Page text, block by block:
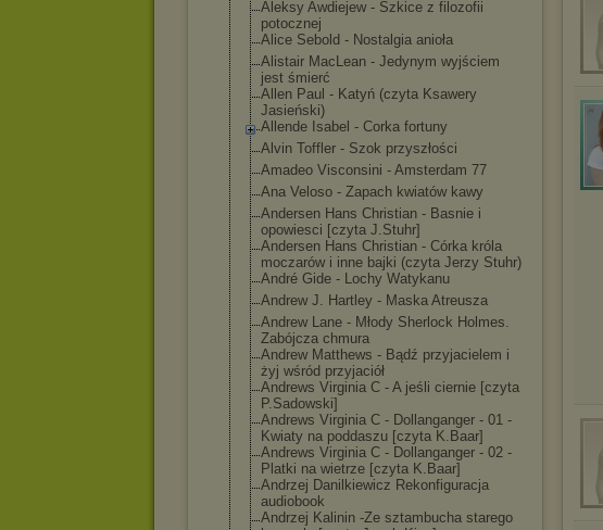
Aleksy Awdiejew - Szkice z filozofii
potocznej
Alice Sebold - Nostalgia anioła
Alistair MacLean - Jedynym wyjściem
jest śmierć
Allen Paul - Katyń (czyta Ksawery
Jasieński)
Allende Isabel - Corka fortuny
Alvin Toffler - Szok przyszłości
Amadeo Visconsini - Amsterdam 77
Ana Veloso - Zapach kwiatów kawy
Andersen Hans Christian - Basnie i
opowiesci [czyta J.Stuhr]
Andersen Hans Christian - Córka króla
moczarów i inne bajki (czyta Jerzy Stuhr)
André Gide - Lochy Watykanu
Andrew J. Hartley - Maska Atreusza
Andrew Lane - Młody Sherlock Holmes.
Zabójcza chmura
Andrew Matthews - Bądź przyjacielem i
żyj wśród przyjaciół
Andrews Virginia C - A jeśli ciernie [czyta
P.Sadowski]
Andrews Virginia C - Dollanganger - 01 -
Kwiaty na poddaszu [czyta K.Baar]
Andrews Virginia C - Dollanganger - 02 -
Platki na wietrze [czyta K.Baar]
Andrzej Danilkiewicz Rekonfiguracja
audiobook
Andrzej Kalinin -Ze sztambucha starego